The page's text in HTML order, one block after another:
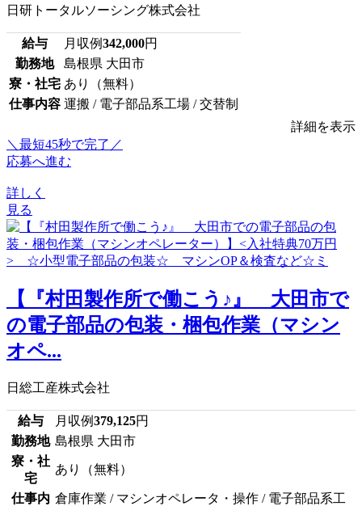
日研トータルソーシング株式会社
給与 月収例342,000円
勤務地
島根県 大田市
寮・社宅 あり（無料）
仕事内容 運搬 / 電子部品系工場 / 交替制
詳細を表示
＼最短45秒で完了／
応募へ進む
詳しく
見る
【『村田製作所で働こう♪』 大田市で
の電子部品の包装・梱包作業（マシン
オペ...
日総工産株式会社
給与 月収例379,125円
勤務地 島根県 大田市
寮・社
宅
あり（無料）
仕事内 倉庫作業 / マシンオペレータ・操作 / 電子部品系工